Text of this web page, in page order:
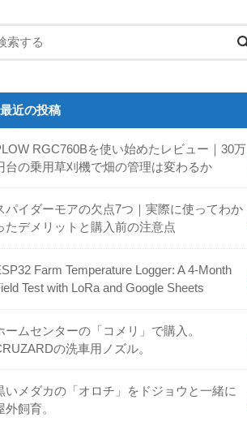
最近の投稿
RGC760Bを使い始めたレビュー｜30万
台の乗用草刈機で畑の管理は変わるか
パイダーモアの欠点7つ｜実際に使ってわか
たデメリットと購入前の注意点
Farm Temperature Logger: A 4-Month
Test with LoRa and Google Sheets
ームセンターの「コメリ」で購入。
の洗車用ノズル。
いメダカの「オロチ」をドジョウと一緒に
外飼育。